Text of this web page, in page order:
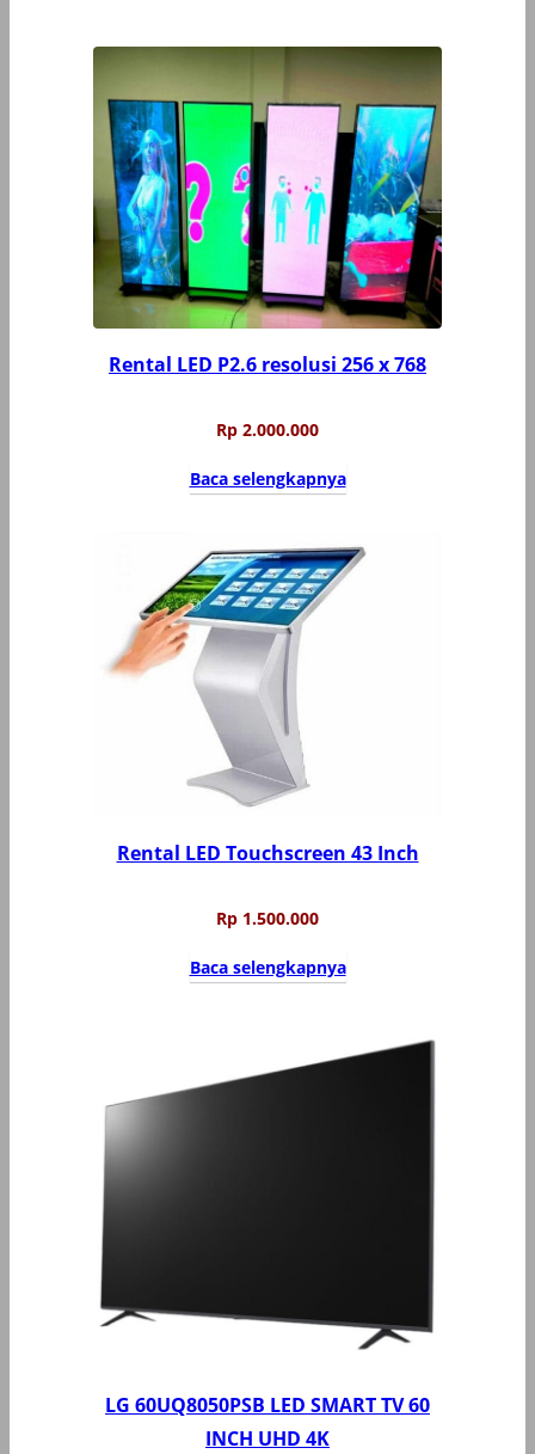
Rental LED P2.6 resolusi 256 x 768
Rp 2.000.000
Baca selengkapnya
Rental LED Touchscreen 43 Inch
Rp 1.500.000
Baca selengkapnya
LG 60UQ8050PSB LED SMART TV 60
INCH UHD 4K